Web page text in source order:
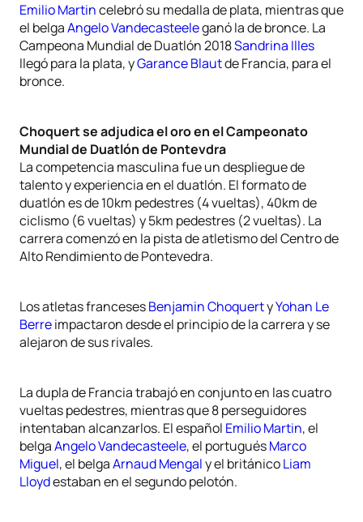
Emilio Martincelebró su medalla de plata, mientras que
el belgaAngelo Vandecasteeleganó la de bronce. La
Campeona Mundial de Duatlón 2018Sandrina Illes
llegó para la plata, yGarance Blautde Francia, para el
bronce.
Choquert se adjudica el oro en el Campeonato
Mundial de Duatlón de Pontevdra
La competencia masculina fue un despliegue de
talento y experiencia en el duatlón. El formato de
duatlón es de 10km pedestres (4 vueltas), 40km de
ciclismo (6 vueltas) y 5km pedestres (2 vueltas). La
carrera comenzó en la pista de atletismo del Centro de
Alto Rendimiento de Pontevedra.
Los atletas francesesBenjamin ChoquertyYohan Le
Berreimpactaron desde el principio de la carrera y se
alejaron de sus rivales.
La dupla de Francia trabajó en conjunto en las cuatro
vueltas pedestres, mientras que 8 perseguidores
intentaban alcanzarlos. El español Emilio Martin, el
belgaAngelo Vandecasteele, el portuguésMarco
Miguel, el belgaArnaud Mengaly el británicoLiam
Lloydestaban en el segundo pelotón.